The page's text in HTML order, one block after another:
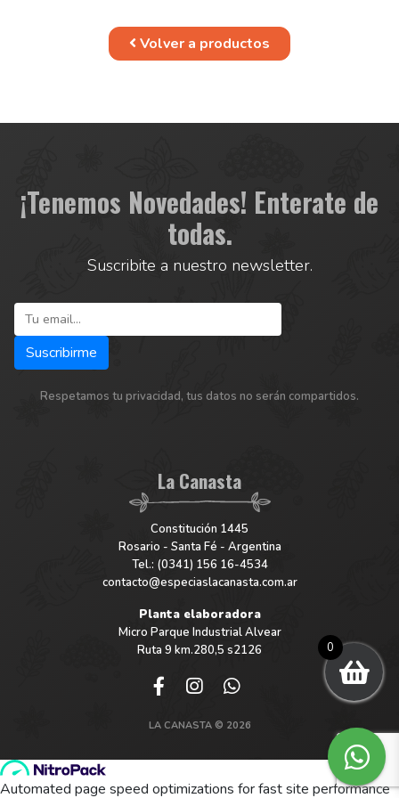
Volver a productos
¡Tenemos Novedades! Enterate de
todas.
Suscribite a nuestro newsletter.
Respetamos tu privacidad, tus datos no serán compartidos.
La Canasta
Constitución 1445
Rosario - Santa Fé - Argentina
Tel.: (0341) 156 16-4534
contacto@especiaslacanasta.com.ar
Planta elaboradora
Micro Parque Industrial Alvear
Ruta 9 km.280,5 s2126
LA CANASTA © 2026
0